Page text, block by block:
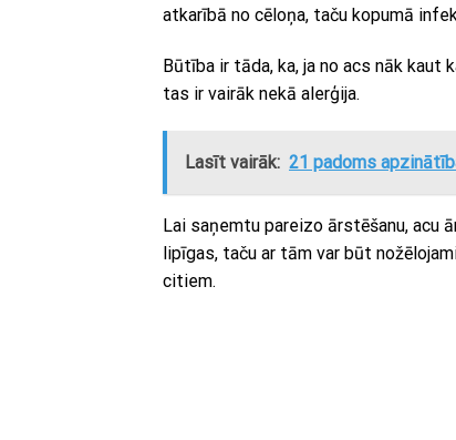
atkarībā no cēloņa, taču kopumā
Būtība ir tāda, ka, ja no acs nāk
tas ir vairāk nekā alerģija.
Lasīt vairāk: 21 padoms
Lai saņemtu pareizo ārstēšanu, acu
lipīgas, taču ar tām var būt
citiem.